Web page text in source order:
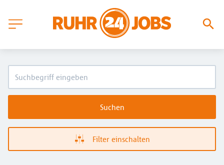
Suchen
Filter einschalten